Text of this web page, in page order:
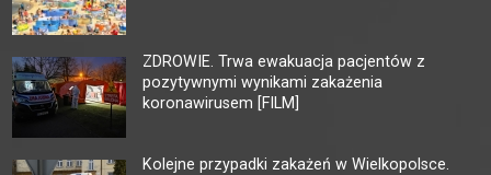
ZDROWIE. Trwa ewakuacja pacjentów z
pozytywnymi wynikami zakażenia
koronawirusem [FILM]
Kolejne przypadki zakażeń w Wielkopolsce.